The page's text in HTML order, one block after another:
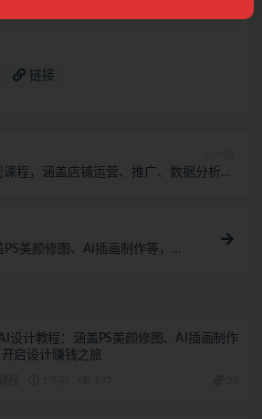
链接
程，涵盖店铺运营、推广、数据分析，
PS美颜修图、AI插画制作等，开
设计教程：涵盖PS美颜修图、AI插画制作
启设计赚钱之旅